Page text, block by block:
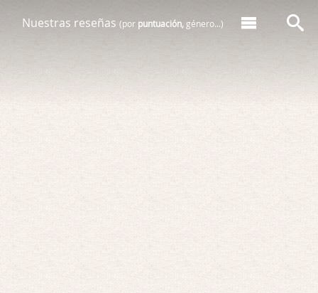
Nuestras reseñas (por puntuación, género...)